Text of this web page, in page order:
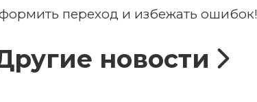
переход и избежать ошибок!
новости